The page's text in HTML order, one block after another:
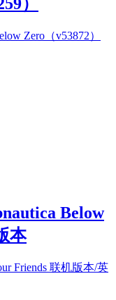
Below
本